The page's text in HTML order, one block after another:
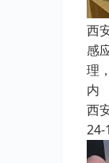
西
感
理
内
西
24-